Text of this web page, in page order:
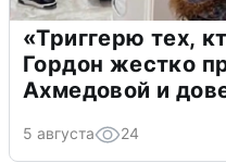
«Триггерю тех,
Гордон жестко
Ахмедовой и
5 августа 24